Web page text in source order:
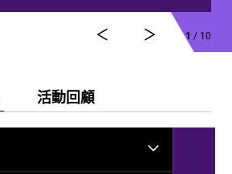
1 / 10
活動回顧